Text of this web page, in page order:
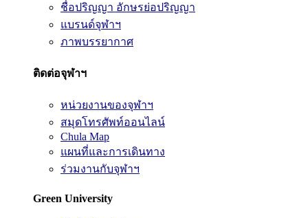
ชื่อปริญญา อักษรย่อปริญญา
แบรนด์จุฬาฯ
ภาพบรรยากาศ
ติดต่อจุฬาฯ
หน่วยงานของจุฬาฯ
สมุดโทรศัพท์ออนไลน์
Chula Map
แผนที่และการเดินทาง
ร่วมงานกับจุฬาฯ
Green University